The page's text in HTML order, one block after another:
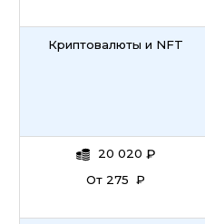
Криптовалюты и NFT
20 020 ₽
От 275 ₽